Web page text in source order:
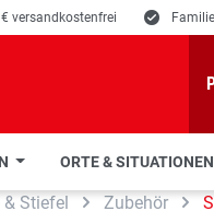
versandkostenfrei E
ORTE & SITUATIONEN
& Stiefel Zubehör